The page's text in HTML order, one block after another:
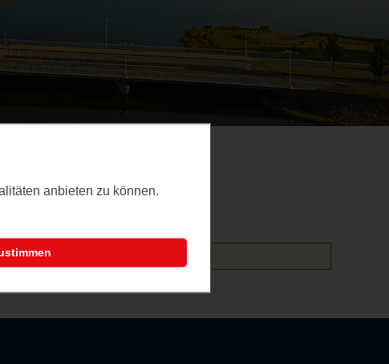
hinzufügen.
anbieten zu können.